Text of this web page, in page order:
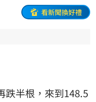
看新聞換好禮
跌半根，來到148.5